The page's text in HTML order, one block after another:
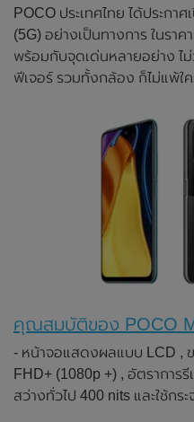
POCO ประเทศไทย ได้ประกา
(5G) อย่างเป็นทางการ ในรา
พร้อมกับจุดเด่นหลายอย่าง ไม่
ฟีเจอร์ รวมทั้งกล้อง ก็ไม่แพ้ใค
คุณสมบัติของ POCO
- หน้าจอแสดงผลแบบ LCD ,
FHD+ (1080p +) , อัตราการ
สว่างทั่วไป 400 nits และใช้กร